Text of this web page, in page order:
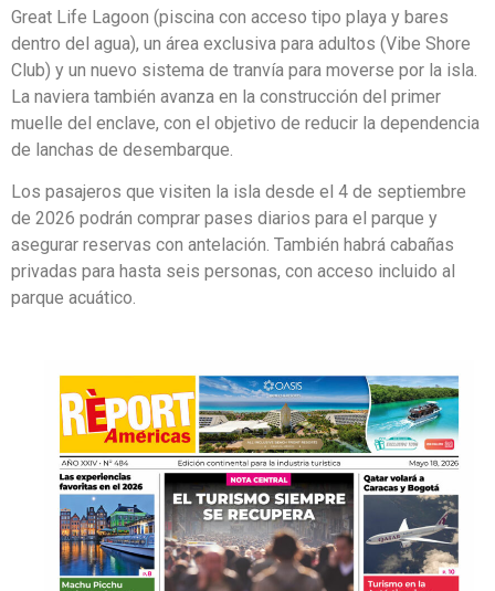
Great Life Lagoon (piscina con acceso tipo playa y bares
dentro del agua), un área exclusiva para adultos (Vibe Shore
Club) y un nuevo sistema de tranvía para moverse por la isla.
La naviera también avanza en la construcción del primer
muelle del enclave, con el objetivo de reducir la dependencia
de lanchas de desembarque.
Los pasajeros que visiten la isla desde el 4 de septiembre
de 2026 podrán comprar pases diarios para el parque y
asegurar reservas con antelación. También habrá cabañas
privadas para hasta seis personas, con acceso incluido al
parque acuático.